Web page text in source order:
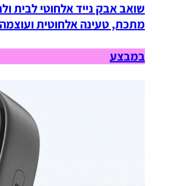
שואב אבק נייד אלחוטי לבית
מתכת, טעינה אלחוטית
במבצע